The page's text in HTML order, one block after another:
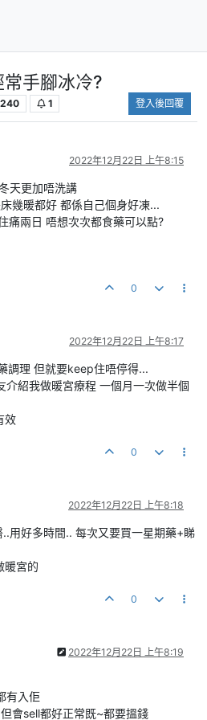
手腳冰冷?
240 1 登入後回覆
2022年12月22日 上午8:15
天更加唔洗講
幾暖都好 都係自己個身好凍...
痛兩日 唔想次次都食藥可以點?
0
2022年12月22日 上午8:17
調理 但就要keep住唔停得...
介紹我做暖宮療程 一個月一次做半個
效
0
2022年12月22日 上午8:18
用好多時間.. 每次又要買一星期藥+睇
暖宮的
0
2022年12月22日 上午8:19
有入佢
會sell都好正常既~都要搵錢